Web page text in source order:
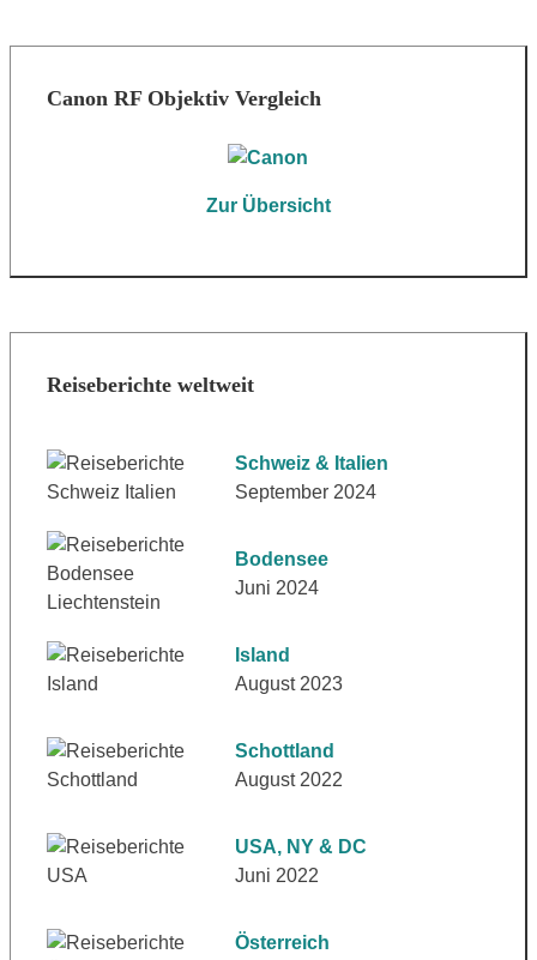
Canon RF Objektiv Vergleich
Zur Übersicht
Reiseberichte weltweit
Schweiz & Italien
September 2024
Bodensee
Juni 2024
Island
August 2023
Schottland
August 2022
USA, NY & DC
Juni 2022
Österreich